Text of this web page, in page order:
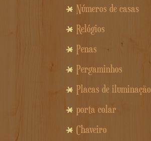
Números de casas
Relógios
Penas
Pergaminhos
Placas de iluminação
porta colar
Chaveiro